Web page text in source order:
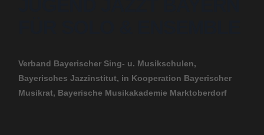
Verband Bayerischer Sing- u. Musikschulen,
Bayerisches Jazzinstitut, in Kooperation Bayerischer
Musikrat, Bayerische Musikakademie Marktoberdorf